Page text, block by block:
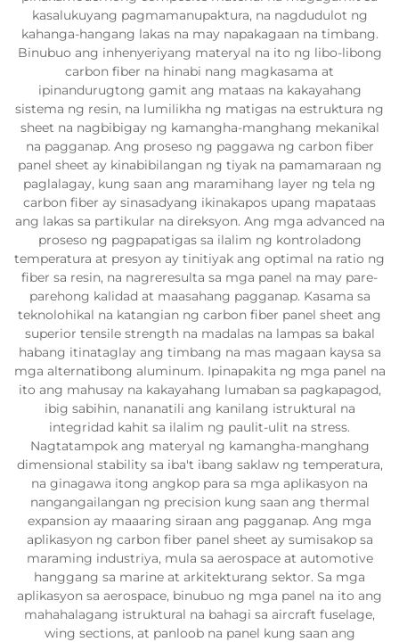
kasalukuyang pagmamanupaktura, na nagdudulot ng
kahanga-hangang lakas na may napakagaan na timbang.
Binubuo ang inhenyeriyang materyal na ito ng libo-libong
carbon fiber na hinabi nang magkasama at
ipinandurugtong gamit ang mataas na kakayahang
sistema ng resin, na lumilikha ng matigas na estruktura ng
sheet na nagbibigay ng kamangha-manghang mekanikal
na pagganap. Ang proseso ng paggawa ng carbon fiber
panel sheet ay kinabibilangan ng tiyak na pamamaraan ng
paglalagay, kung saan ang maramihang layer ng tela ng
carbon fiber ay sinasadyang ikinakapos upang mapataas
ang lakas sa partikular na direksyon. Ang mga advanced na
proseso ng pagpapatigas sa ilalim ng kontroladong
temperatura at presyon ay tinitiyak ang optimal na ratio ng
fiber sa resin, na nagreresulta sa mga panel na may pare-
parehong kalidad at maasahang pagganap. Kasama sa
teknolohikal na katangian ng carbon fiber panel sheet ang
superior tensile strength na madalas na lampas sa bakal
habang itinataglay ang timbang na mas magaan kaysa sa
mga alternatibong aluminum. Ipinapakita ng mga panel na
ito ang mahusay na kakayahang lumaban sa pagkapagod,
ibig sabihin, nananatili ang kanilang istruktural na
integridad kahit sa ilalim ng paulit-ulit na stress.
Nagtatampok ang materyal ng kamangha-manghang
dimensional stability sa iba't ibang saklaw ng temperatura,
na ginagawa itong angkop para sa mga aplikasyon na
nangangailangan ng precision kung saan ang thermal
expansion ay maaaring siraan ang pagganap. Ang mga
aplikasyon ng carbon fiber panel sheet ay sumisakop sa
maraming industriya, mula sa aerospace at automotive
hanggang sa marine at arkitekturang sektor. Sa mga
aplikasyon sa aerospace, binubuo ng mga panel na ito ang
mahahalagang istruktural na bahagi sa aircraft fuselage,
wing sections, at panloob na panel kung saan ang